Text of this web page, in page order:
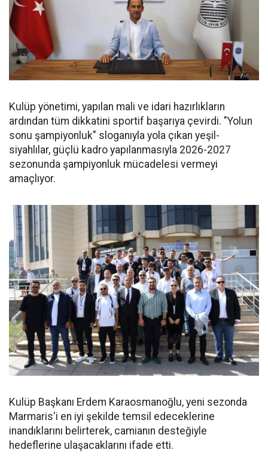
Kulüp yönetimi, yapılan mali ve idari hazırlıkların
ardından tüm dikkatini sportif başarıya çevirdi. "Yolun
sonu şampiyonluk" sloganıyla yola çıkan yeşil-
siyahlılar, güçlü kadro yapılanmasıyla 2026-2027
sezonunda şampiyonluk mücadelesi vermeyi
amaçlıyor.
Kulüp Başkanı Erdem Karaosmanoğlu, yeni sezonda
Marmaris'i en iyi şekilde temsil edeceklerine
inandıklarını belirterek, camianın desteğiyle
hedeflerine ulaşacaklarını ifade etti.